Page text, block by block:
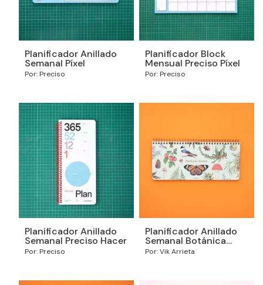
Planificador Anillado
Semanal Píxel
Por: Preciso
Planificador Block
Mensual Preciso Píxel
Por: Preciso
Planificador Anillado
Semanal Preciso Hacer
Por: Preciso
Planificador Anillado
Semanal Botánica
2026
Por: Vik Arrieta